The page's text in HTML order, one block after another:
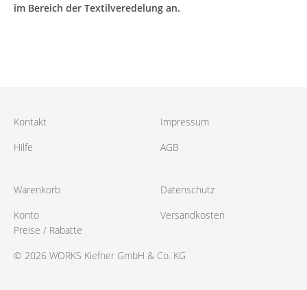
im Bereich der Textilveredelung an.
Kontakt
Hilfe
Impressum
AGB
Warenkorb
Konto
Datenschutz
Versandkosten
Preise / Rabatte
© 2026 WORKS Kiefner GmbH & Co. KG